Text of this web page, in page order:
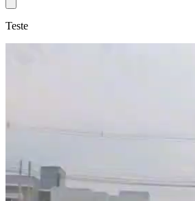
Teste